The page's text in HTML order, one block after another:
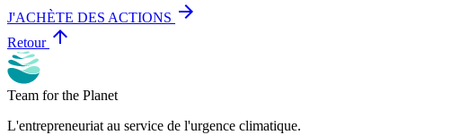
J'ACHÈTE DES ACTIONS arrow_forward
Retour arrow_upward
Team for the Planet
L'entrepreneuriat au service de l'urgence climatique.